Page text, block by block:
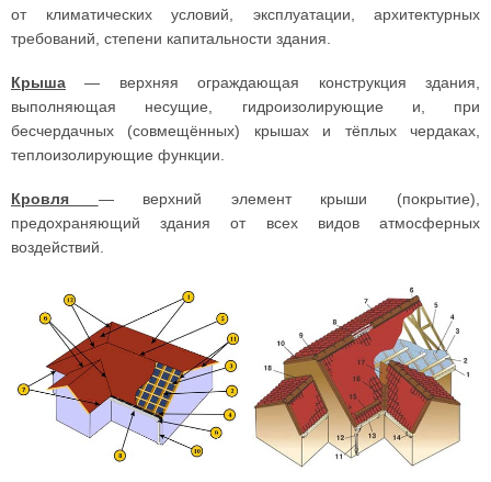
от климатических условий, эксплуатации, архитектурных
требований, степени капитальности здания.
Крыша — верхняя ограждающая конструкция здания,
выполняющая несущие, гидроизолирующие и, при
бесчердачных (совмещённых) крышах и тёплых чердаках,
теплоизолирующие функции.
Кровля — верхний элемент крыши (покрытие),
предохраняющий здания от всех видов атмосферных
воздействий.